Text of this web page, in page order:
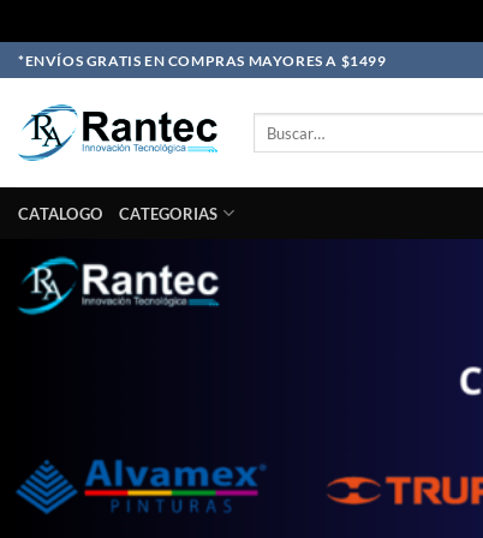
Skip
to
content
*ENVÍOS GRATIS EN COMPRAS MAYORES A $1499
CATALOGO CATEGORIAS